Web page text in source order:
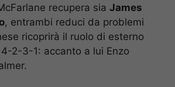
recupera sia James
, entrambi reduci da problemi
ricoprirà il ruolo di esterno
2-3-1: accanto a lui Enzo